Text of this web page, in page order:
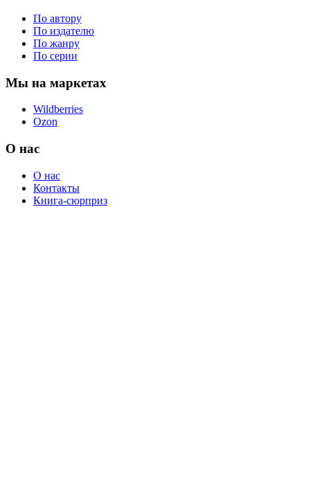
По автору
По издателю
По жанру
По серии
Мы на маркетах
Wildberries
Ozon
О нас
О нас
Контакты
Книга-сюрприз